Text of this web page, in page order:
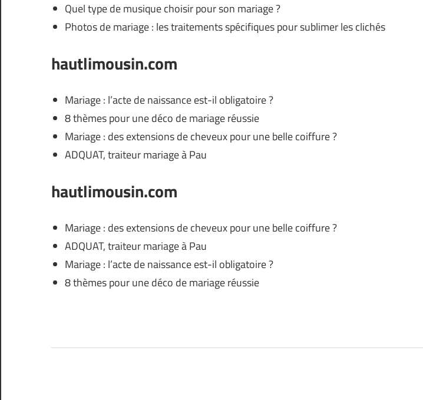
Quel type de musique choisir pour son mariage ?
Photos de mariage : les traitements spécifiques pour sublimer les clichés
hautlimousin.com
Mariage : l’acte de naissance est-il obligatoire ?
8 thèmes pour une déco de mariage réussie
Mariage : des extensions de cheveux pour une belle coiffure ?
ADQUAT, traiteur mariage à Pau
hautlimousin.com
Mariage : des extensions de cheveux pour une belle coiffure ?
ADQUAT, traiteur mariage à Pau
Mariage : l’acte de naissance est-il obligatoire ?
8 thèmes pour une déco de mariage réussie